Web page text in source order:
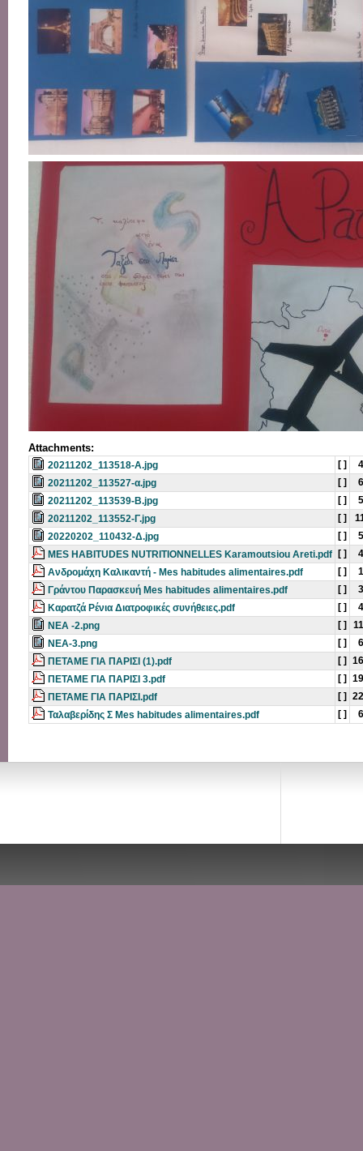
Attachments:
20211202_113518-Α.jpg [ ]
20211202_113527-α.jpg
[ ]
20211202_113539-Β.jpg
[ ]
20211202_113552-Γ.jpg
[ ]
20220202_110432-Δ.jpg
[ ]
MES HABITUDES NUTRITIONNELLES Karamoutsiou Areti.pdf
[ ]
Ανδρομάχη Καλικαντή - Mes habitudes alimentaires.pdf
[ ]
Γράντου Παρασκευή Mes habitudes alimentaires.pdf
[ ]
Καρατζά Ρένια Διατροφικές συνήθειες.pdf
[ ]
ΝΕΑ -2.png
[ ]
ΝΕΑ-3.png
[ ]
ΠΕΤΑΜΕ ΓΙΑ ΠΑΡΙΣΙ (1).pdf
[ ]
ΠΕΤΑΜΕ ΓΙΑ ΠΑΡΙΣΙ 3.pdf
[ ]
ΠΕΤΑΜΕ ΓΙΑ ΠΑΡΙΣΙ.pdf
[ ]
Ταλαβερίδης Σ Mes habitudes alimentaires.pdf
[ ]